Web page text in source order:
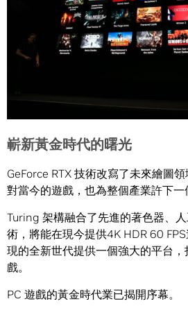
嶄新黃金時代的曙光
GeForce RTX 技術改寫了未來繪圖
對當今的遊戲，也為整個產業許下一
Turing 架構融合了先進的著色器、
術，將能在現今提供4K HDR 60
現的全新世代提供一個強大的平台
戲。
PC 遊戲的黃金時代業已揭開序幕。